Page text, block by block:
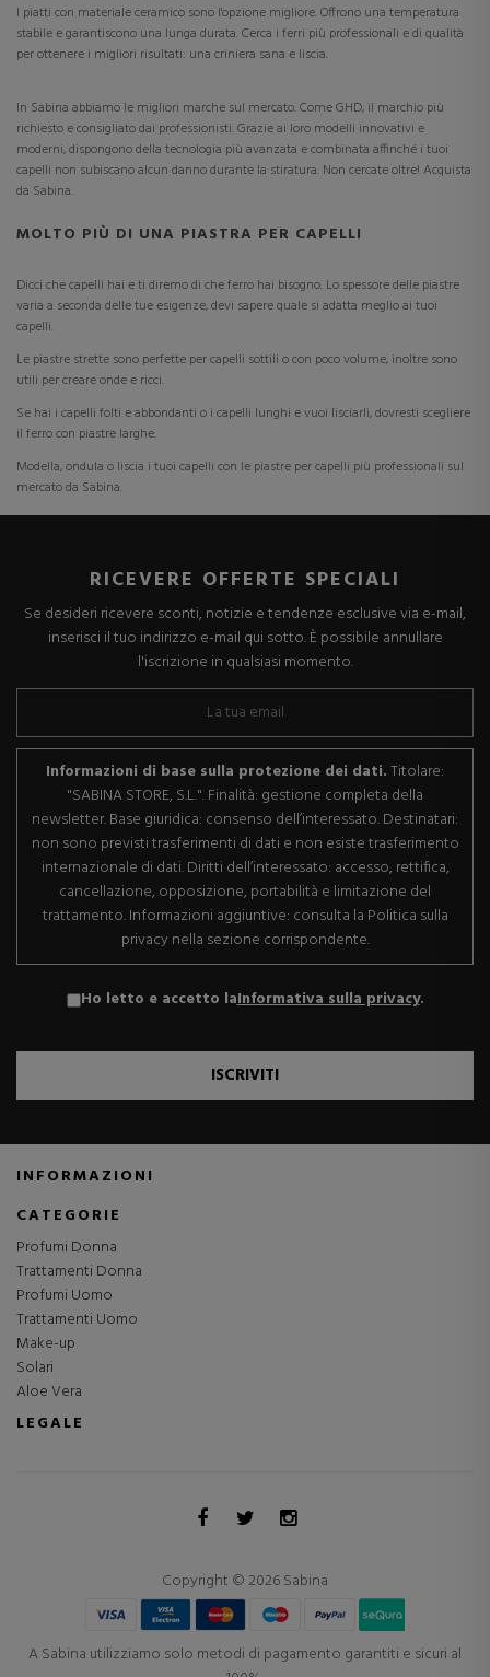
I piatti con materiale ceramico sono l'opzione migliore. Offrono una temperatura
stabile e garantiscono una lunga durata. Cerca i ferri più professionali e di qualità
per ottenere i migliori risultati: una criniera sana e liscia.
In Sabina abbiamo le migliori marche sul mercato. Come GHD, il marchio più
richiesto e consigliato dai professionisti. Grazie ai loro modelli innovativi e
moderni, dispongono della tecnologia più avanzata e combinata affinché i tuoi
capelli non subiscano alcun danno durante la stiratura. Non cercate oltre! Acquista
da Sabina.
MOLTO PIÙ DI UNA PIASTRA PER CAPELLI
Dicci che capelli hai e ti diremo di che ferro hai bisogno. Lo spessore delle piastre
varia a seconda delle tue esigenze, devi sapere quale si adatta meglio ai tuoi
capelli.
Le piastre strette sono perfette per capelli sottili o con poco volume, inoltre sono
utili per creare onde e ricci.
Se hai i capelli folti e abbondanti o i capelli lunghi e vuoi lisciarli, dovresti scegliere
il ferro con piastre larghe.
Modella, ondula o liscia i tuoi capelli con le piastre per capelli più professionali sul
mercato da Sabina.
RICEVERE OFFERTE SPECIALI
Se desideri ricevere sconti, notizie e tendenze esclusive via e-mail,
inserisci il tuo indirizzo e-mail qui sotto. È possibile annullare
l'iscrizione in qualsiasi momento.
Informazioni di base sulla protezione dei dati.Titolare:
"SABINA STORE, S.L.". Finalità: gestione completa della
newsletter. Base giuridica: consenso dell’interessato. Destinatari:
non sono previsti trasferimenti di dati e non esiste trasferimento
internazionale di dati. Diritti dell’interessato: accesso, rettifica,
cancellazione, opposizione, portabilità e limitazione del
trattamento. Informazioni aggiuntive: consulta la Politica sulla
privacy nella sezione corrispondente.
Ho letto e accetto laInformativa sulla privacy.
ISCRIVITI
INFORMAZIONI
CATEGORIE
Profumi Donna
Trattamenti Donna
Profumi Uomo
Trattamenti Uomo
Make-up
Solari
Aloe Vera
LEGALE
Copyright © 2026 Sabina
A Sabina utilizziamo solo metodi di pagamento garantiti e sicuri al